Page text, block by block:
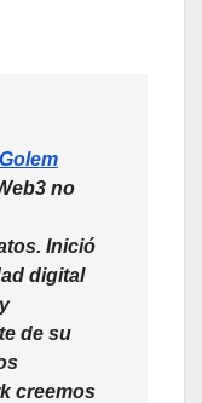
Golem
no
Inició
digital
de su
creemos